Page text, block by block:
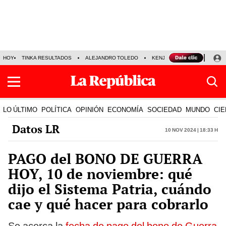
HOY TINKA RESULTADOS ALEJANDRO TOLEDO KENJI FUJIMORI
LO ÚLTIMO POLÍTICA OPINIÓN ECONOMÍA SOCIEDAD MUNDO
Datos LR 10 Nov 2024 | 18:33 h
PAGO del BONO DE GUERRA
HOY, 10 de noviembre: qué
dijo el Sistema Patria, cuándo
cae y qué hacer para cobrarlo